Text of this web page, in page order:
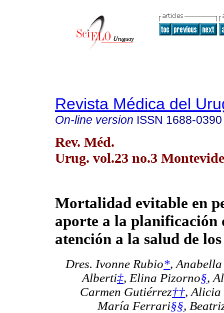
Revista Médica del
On-line version ISSN 1688-0390
Rev. Méd.
Urug. vol.23 no.3
Mortalidad evitable en
aporte a la planificación
atención a la salud de
Dres. Ivonne Rubio*,
Alberti‡, Elina Pizorno§,
Carmen Gutiérrez††, Alicia
María Ferrari§§,